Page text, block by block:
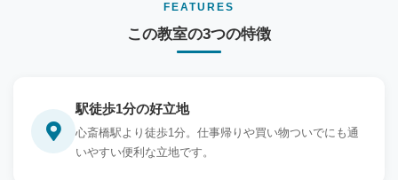
FEATURES
この教室の3つの特徴
駅徒歩1分の好立地
心斎橋駅より徒歩1分。仕事帰りや買い物ついでにも通
いやすい便利な立地です。